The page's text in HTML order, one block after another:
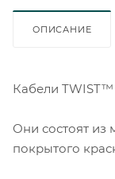
ОПИСАНИЕ
Кабели
Они состоят из
покрытого